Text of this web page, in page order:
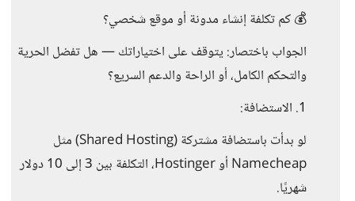
💰 كم تكلفة إنشاء مدونة أو موقع شخصي؟
الجواب باختصار: يتوقف على اختياراتك — هل تفضل الحرية
والتحكم الكامل، أو الراحة والدعم السريع؟
1. الاستضافة:
لو بدأت باستضافة مشتركة (Shared Hosting) مثل
Namecheap أو Hostinger، التكلفة بين 3 إلى 10 دولار
شهريًا.